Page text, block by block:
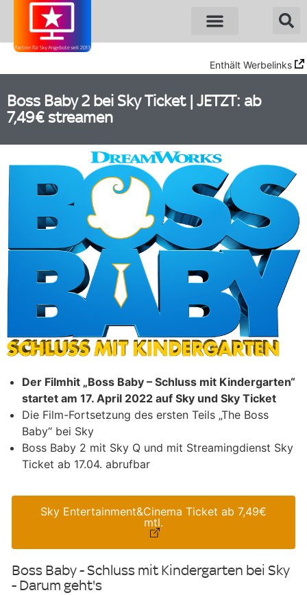
Enthält Werbelinks
Boss Baby 2 bei Sky Ticket | JETZT: ab
7,49€ streamen
Der Filmhit „Boss Baby – Schluss mit Kindergarten“
startet am 17. April 2022 auf Sky und Sky Ticket
Die Film-Fortsetzung des ersten Teils „The Boss
Baby“ bei Sky
Boss Baby 2 mit Sky Q und mit Streamingdienst Sky
Ticket ab 17.04. abrufbar
Sky Entertainment&Cinema Ticket ab 7,49€
mtl.
Boss Baby - Schluss mit Kindergarten bei Sky
- Darum geht's